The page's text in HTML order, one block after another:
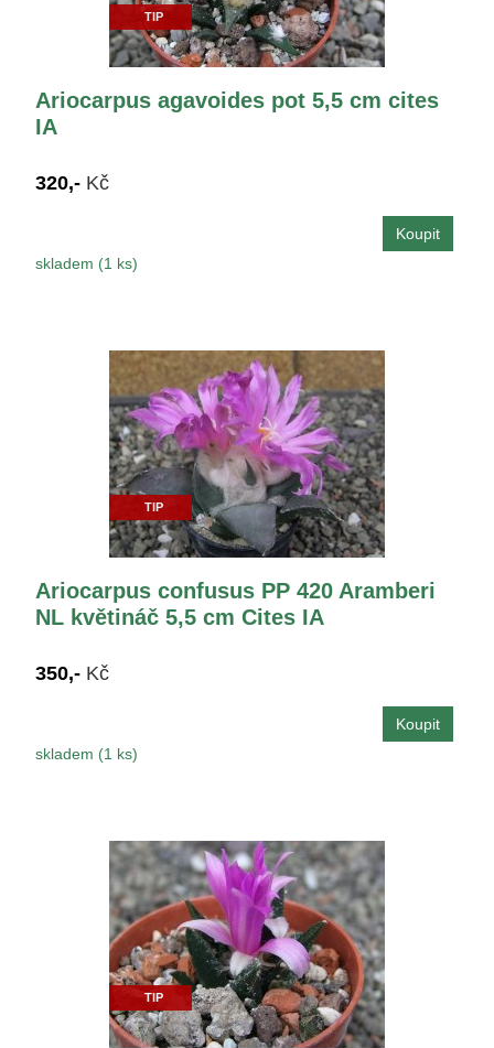
TIP
Ariocarpus agavoides pot 5,5 cm cites
IA
320,- Kč
skladem (1 ks)
TIP
Ariocarpus confusus PP 420 Aramberi
NL květináč 5,5 cm Cites IA
350,- Kč
skladem (1 ks)
TIP